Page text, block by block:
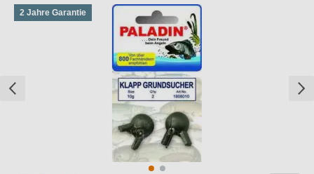
2 Jahre Garantie